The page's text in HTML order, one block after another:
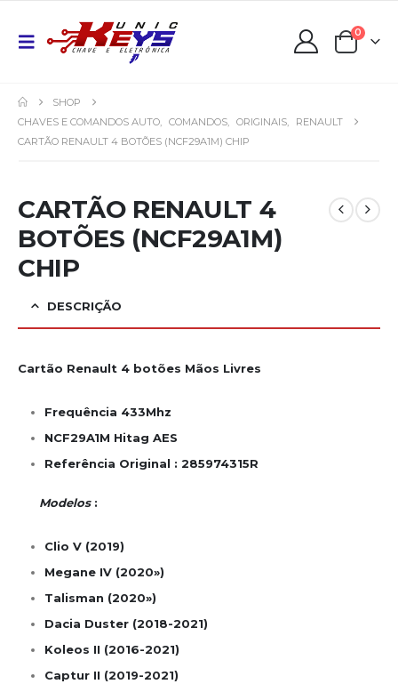
0
SHOP
CHAVES E COMANDOS AUTO
COMANDOS ORIGINAIS
RENAULT
CARTÃO RENAULT 4 BOTÕES (NCF29A1M) CHIP
CARTÃO RENAULT 4
BOTÕES (NCF29A1M)
CHIP
DESCRIÇÃO
Cartão Renault 4 botões Mãos Livres
Frequência 433Mhz
NCF29A1M Hitag AES
Referência Original : 285974315R
Modelos:
Clio V (2019)
Megane IV (2020»)
Talisman (2020»)
Dacia Duster (2018-2021)
Koleos II (2016-2021)
Captur II (2019-2021)